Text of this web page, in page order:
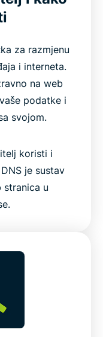
za razmjenu
i interneta.
na web
podatke i
svojom.
koristi i
je sustav
stranica u